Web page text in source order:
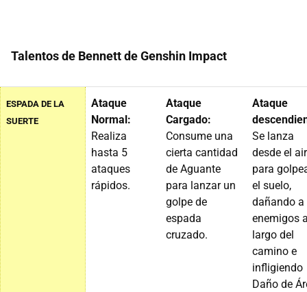
Talentos de Bennett de Genshin Impact
ESPADA DE LA
SUERTE
Ataque
Normal:
Realiza
hasta 5
ataques
rápidos.
Ataque
Cargado:
Consume una
cierta cantidad
de Aguante
para lanzar un
golpe de
espada
cruzado.
Ataque
Se lanza
desde el
para
el suelo,
dañando a
enemigos
largo del
camino e
infligiendo
Daño de